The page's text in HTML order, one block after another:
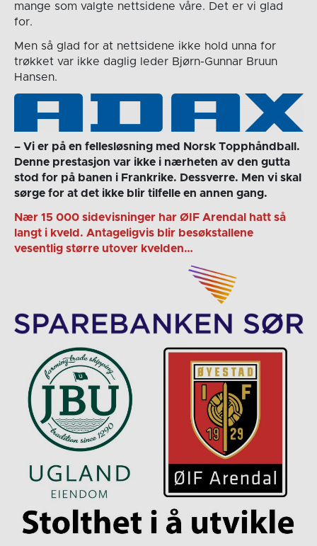
mange som valgte nettsidene våre. Det er vi glad
for.
Men så glad for at nettsidene ikke hold unna for
trøkket var ikke daglig leder Bjørn-Gunnar Bruun
Hansen.
– Vi er på en fellesløsning med Norsk Topphåndball.
Denne prestasjon var ikke i nærheten av den gutta
stod for på banen i Frankrike. Dessverre. Men vi skal
sørge for at det ikke blir tilfelle en annen gang.
Nær 15 000 sidevisninger har ØIF Arendal hatt så
langt i kveld. Antageligvis blir besøkstallene
vesentlig større utover kvelden…